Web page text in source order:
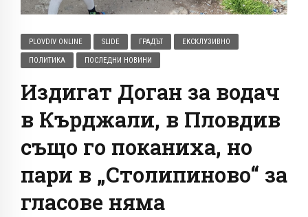
PLOVDIV ONLINE SLIDE ГРАДЪТ ЕКСКЛУЗИВНО
ПОЛИТИКА ПОСЛЕДНИ НОВИНИ
Издигат Доган за водач
в Кърджали, в Пловдив
също го поканиха, но
пари в „Столипиново“ за
гласове няма